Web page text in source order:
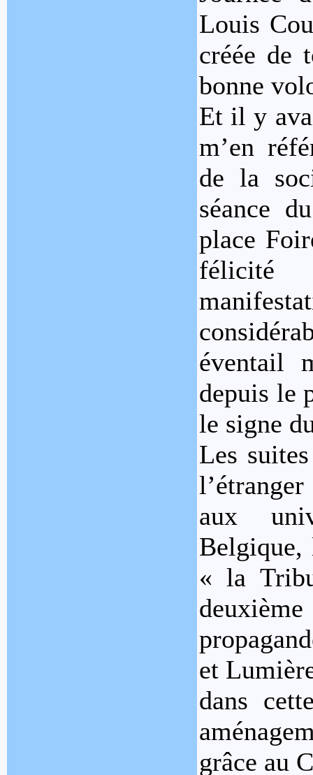
Louis
créée de
bonne
Et il y
m’en
de la
séance
place
félicité
éventail
depuis le
le signe
Les
aux
Belgique,
« la
et
dans
grâce au